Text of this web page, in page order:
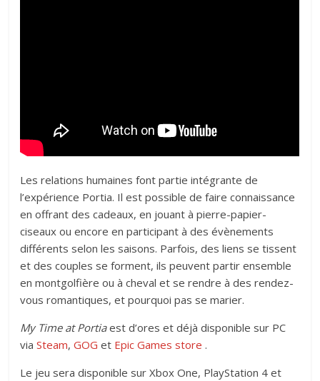
Les relations humaines font partie intégrante de
l’expérience Portia. Il est possible de faire connaissance
en offrant des cadeaux, en jouant à pierre-papier-
ciseaux ou encore en participant à des évènements
différents selon les saisons. Parfois, des liens se tissent
et des couples se forment, ils peuvent partir ensemble
en montgolfière ou à cheval et se rendre à des rendez-
vous romantiques, et pourquoi pas se marier.
My Time at Portiaest d’ores et déjà disponible sur PC
viaSteam,GOG et Epic Games store .
Le jeu sera disponible sur Xbox One, PlayStation 4 et